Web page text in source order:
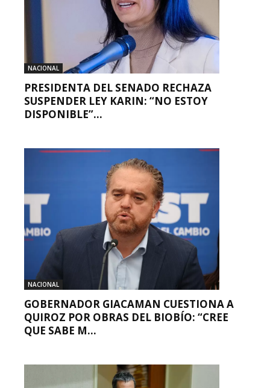
NACIONAL
PRESIDENTA DEL SENADO RECHAZA
SUSPENDER LEY KARIN: “NO ESTOY
DISPONIBLE”...
NACIONAL
GOBERNADOR GIACAMAN CUESTIONA A
QUIROZ POR OBRAS DEL BIOBÍO: “CREE
QUE SABE M...